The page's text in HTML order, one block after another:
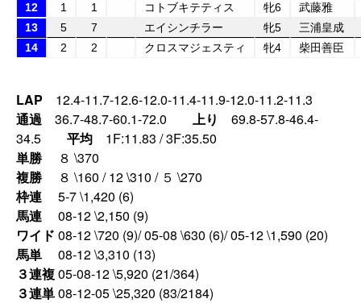
12
1 1 コトブキテティス 牝6
武藤雅
13
5 7 エイシンチラー 牝5
三浦皇成
14
2 2 クロスマジェスティ 牝4 柴田善臣
LAP 12.4-11.7-12.6-12.0-11.4-11.9-12.0-11.2-11.3
通過 36.7-48.7-60.1-72.0 上り 69.8-57.8-46.4-
34.5 平均 1F:11.83 / 3F:35.50
単勝
８ \370
複勝
８ \160 / 12 \310 / ５ \270
枠連
5-7 \1,420 (6)
馬連
08-12 \2,150 (9)
ワイド 08-12 \720 (9)/ 05-08 \630 (6)/ 05-12 \1,590 (20)
馬単
08-12 \3,310 (13)
３連複05-08-12 \5,920 (21/364)
３連単08-12-05 \25,320 (83/2184)